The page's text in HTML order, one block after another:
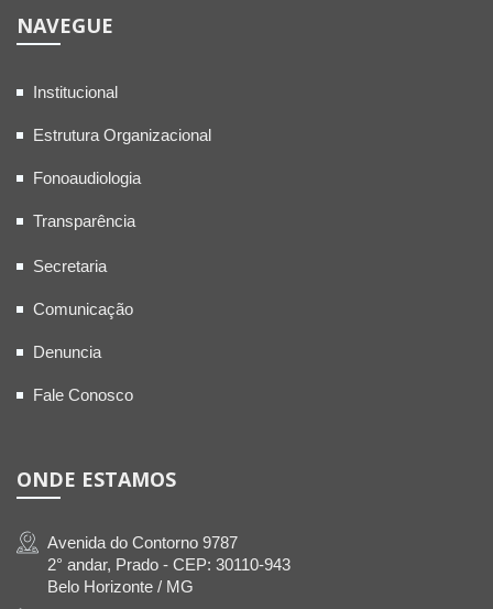
NAVEGUE
Institucional
Estrutura Organizacional
Fonoaudiologia
Transparência
Secretaria
Comunicação
Denuncia
Fale Conosco
ONDE ESTAMOS
Avenida do Contorno 9787
2° andar, Prado - CEP: 30110-943
Belo Horizonte / MG